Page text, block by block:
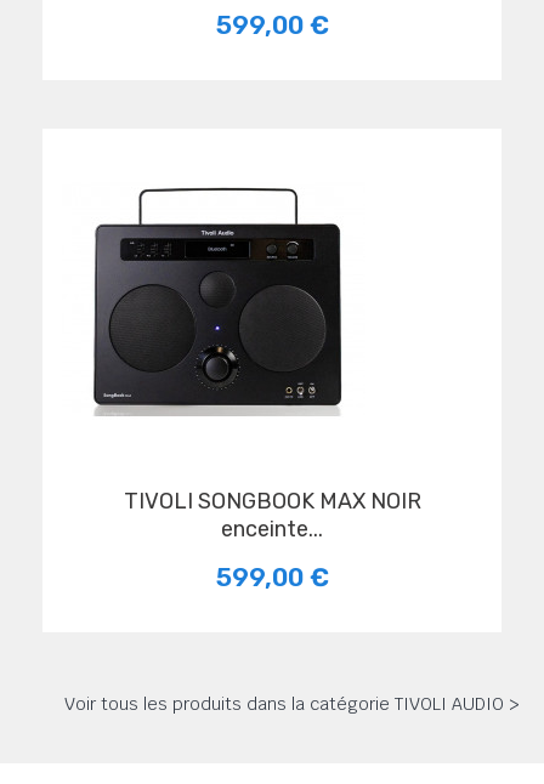
599,00 €
TIVOLI SONGBOOK MAX NOIR
enceinte...
599,00 €
Voir tous les produits dans la catégorie TIVOLI AUDIO >